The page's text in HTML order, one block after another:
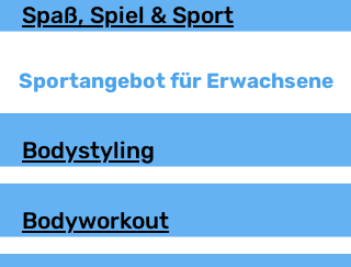
Spaß, Spiel & Sport
Sportangebot für Erwachsene
Bodystyling
Bodyworkout